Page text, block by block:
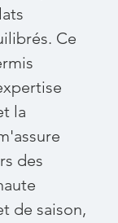
Ce
la
des
de saison,